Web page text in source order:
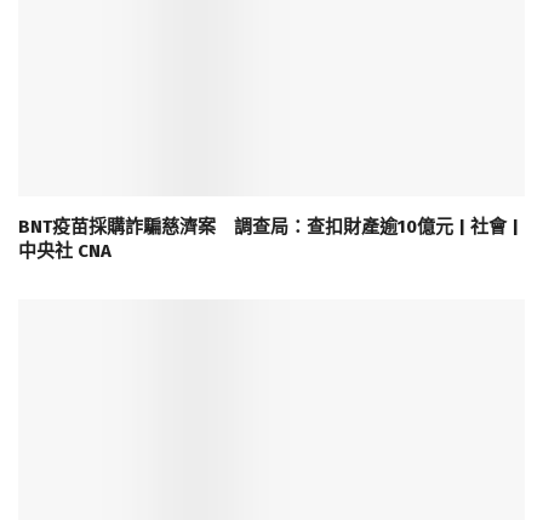
BNT疫苗採購詐騙慈濟案 調查局：查扣財產逾10億元 | 社會 |
中央社 CNA